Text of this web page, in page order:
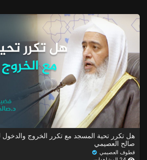
هل تكرر تحية المسجد مع تكرر الخروج
صالح العصيمي
قطوف العصيمي